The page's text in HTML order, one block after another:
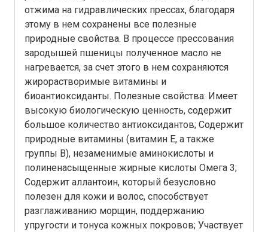
отжима на гидравлических прессах, благодаря
этому в нем сохранены все полезные
природные свойства. В процессе прессования
зародышей пшеницы полученное масло не
нагревается, за счет этого в нем сохраняются
жирорастворимые витамины и
биоантиоксиданты. Полезные свойства: Имеет
высокую биологическую ценность, содержит
большое количество антиоксидантов; Содержит
природные витамины (витамин Е, а также
группы В), незаменимые аминокислоты и
полиненасыщенные жирные кислоты Омега 3;
Содержит аллантоин, который безусловно
полезен для кожи и волос, способствует
разглаживанию морщин, поддержанию
упругости и тонуса кожных покровов; Участвует